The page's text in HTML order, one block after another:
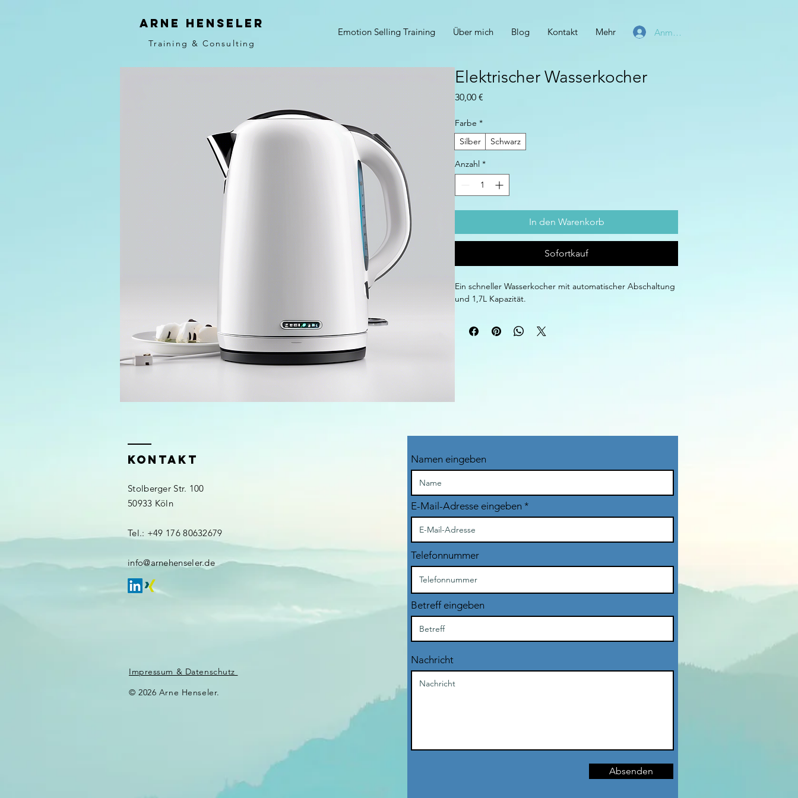
Arne Henseler
Training & Consulting
Emotion Selling Training Über mich Blog Kontakt Mehr Anmelden
Elektrischer Wasserkocher
30,00 €
Farbe *
Silber
Schwarz
Anzahl *
In den Warenkorb
Sofortkauf
Ein schneller Wasserkocher mit automatischer Abschaltung
und 1,7L Kapazität.
KONTAKT
Stolberger Str. 100
50933 Köln
Tel.: +49 176 80632679
info@arnehenseler.de
Impressum & Datenschutz
© 2026 Arne Henseler.
Namen eingeben
E-Mail-Adresse eingeben
Telefonnummer
Betreff eingeben
Nachricht
Absenden